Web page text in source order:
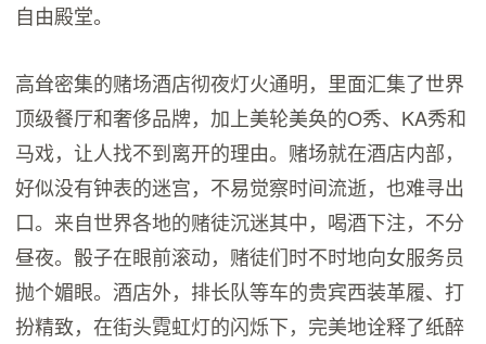
自由殿堂。
高耸密集的赌场酒店彻夜灯火通明，里面汇集了世界
顶级餐厅和奢侈品牌，加上美轮美奂的O秀、KA秀和
马戏，让人找不到离开的理由。赌场就在酒店内部，
好似没有钟表的迷宫，不易觉察时间流逝，也难寻出
口。来自世界各地的赌徒沉迷其中，喝酒下注，不分
昼夜。骰子在眼前滚动，赌徒们时不时地向女服务员
抛个媚眼。酒店外，排长队等车的贵宾西装革履、打
扮精致，在街头霓虹灯的闪烁下，完美地诠释了纸醉